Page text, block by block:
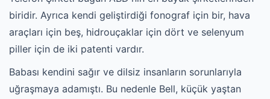
biridir. Ayrıca kendi geliştirdiği fonograf için bir, hava
araçları için beş, hidrouçaklar için dört ve selenyum
piller için de iki patenti vardır.
Babası kendini sağır ve dilsiz insanların sorunlarıyla
uğraşmaya adamıştı. Bu nedenle Bell, küçük yaştan